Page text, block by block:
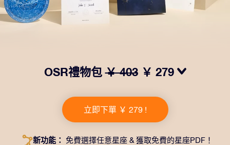
OSR禮物包￥ 403 ￥ 279
一個精美的信封、寄往您的收貨地址的個性化文檔、電子
文件以及免費應用程序。這是一種向親友贈送永恒禮物的
神奇方式。
立即下單 ￥ 279 !
新功能： 免費選擇任意星座 & 獲取免費的星座PDF！